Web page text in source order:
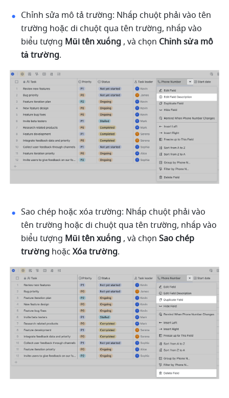
Chỉnh sửa mô tả trường: Nhấp chuột phải vào tên
trường hoặc di chuột qua tên trường, nhấp vào
biểu tượng Mũi tên xuống , và chọn Chỉnh sửa mô
tả trường.
Sao chép hoặc xóa trường: Nhấp chuột phải vào
tên trường hoặc di chuột qua tên trường, nhấp vào
biểu tượng Mũi tên xuống , và chọn Sao chép
trường hoặc Xóa trường.